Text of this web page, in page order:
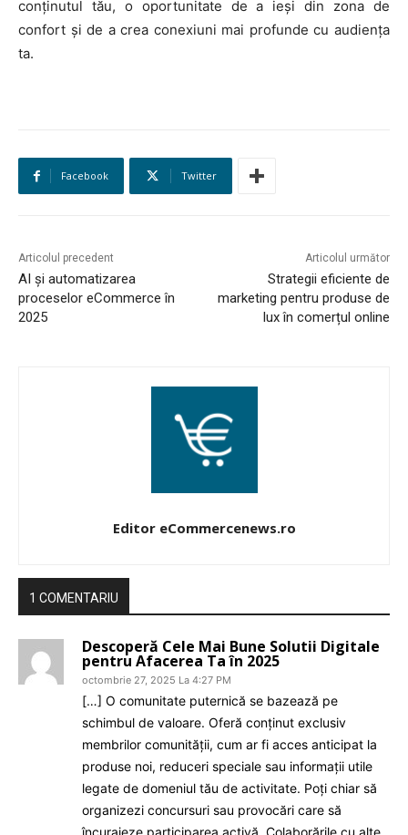
EVENIMENTE
STUDIES
conținutul tău, o oportunitate de a ieși din zona de
confort și de a crea conexiuni mai profunde cu audiența
ta.
Facebook Twitter
Articolul precedent
AI și automatizarea
proceselor eCommerce în
2025
Articolul următor
Strategii eficiente de
marketing pentru produse de
lux în comerțul online
Editor eCommercenews.ro
1 COMENTARIU
Descoperă Cele Mai Bune Solutii Digitale
pentru Afacerea Ta în 2025
octombrie 27, 2025 La 4:27 PM
[…] O comunitate puternică se bazează pe
schimbul de valoare. Oferă conținut exclusiv
membrilor comunității, cum ar fi acces anticipat la
produse noi, reduceri speciale sau informații utile
legate de domeniul tău de activitate. Poți chiar să
organizezi concursuri sau provocări care să
încurajeze participarea activă. Colaborările cu alte